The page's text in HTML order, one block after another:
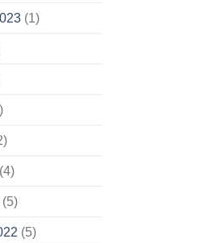
(1)
(5)